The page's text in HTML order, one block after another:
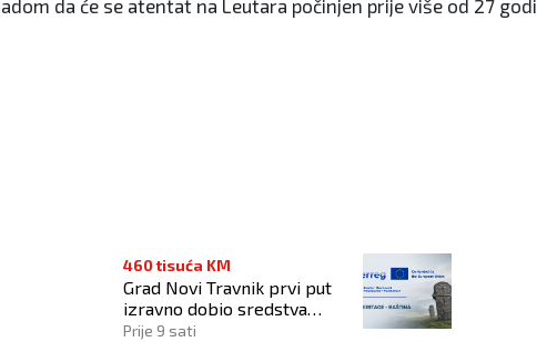
da će se atentat na Leutara počinjen prije više od 27
novac!
460 tisuća KM
Grad Novi Travnik prvi put
izravno dobio sredstva
Europske unije
Prije 9 sati